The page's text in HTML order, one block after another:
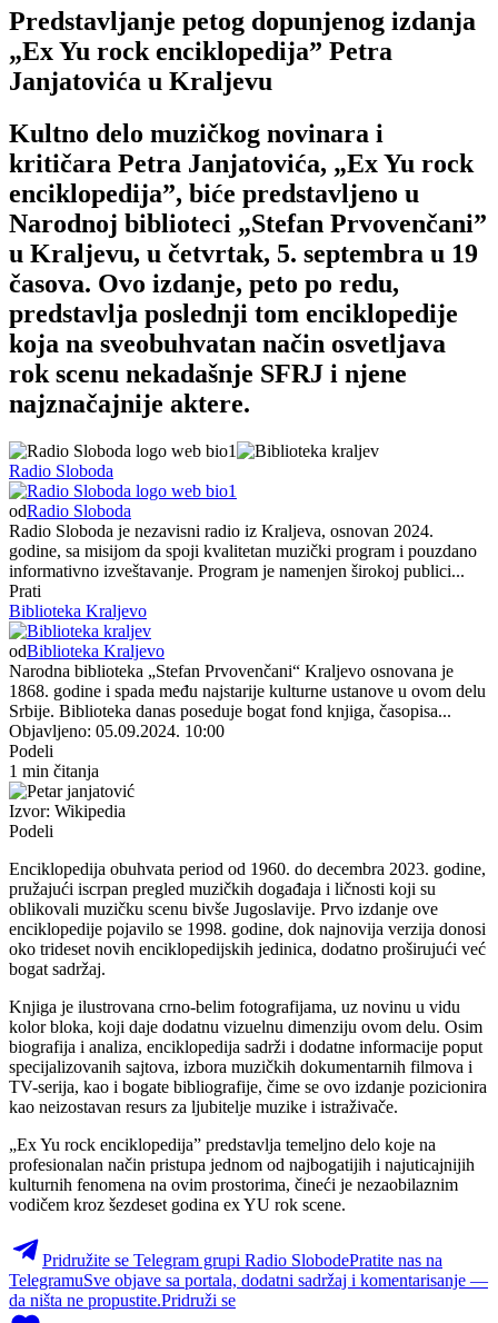
Predstavljanje petog dopunjenog izdanja
„Ex Yu rock enciklopedija” Petra
Janjatovića u Kraljevu
Kultno delo muzičkog novinara i
kritičara Petra Janjatovića, „Ex Yu rock
enciklopedija”, biće predstavljeno u
Narodnoj biblioteci „Stefan Prvovenčani”
u Kraljevu, u četvrtak, 5. septembra u 19
časova. Ovo izdanje, peto po redu,
predstavlja poslednji tom enciklopedije
koja na sveobuhvatan način osvetljava
rok scenu nekadašnje SFRJ i njene
najznačajnije aktere.
Radio Sloboda
odRadio Sloboda
Radio Sloboda je nezavisni radio iz Kraljeva, osnovan 2024.
godine, sa misijom da spoji kvalitetan muzički program i pouzdano
informativno izveštavanje. Program je namenjen širokoj publici...
Prati
Biblioteka Kraljevo
odBiblioteka Kraljevo
Narodna biblioteka „Stefan Prvovenčani“ Kraljevo osnovana je
1868. godine i spada među najstarije kulturne ustanove u ovom delu
Srbije. Biblioteka danas poseduje bogat fond knjiga, časopisa...
Objavljeno: 05.09.2024. 10:00
Podeli
1 min čitanja
Izvor: Wikipedia
Podeli
Enciklopedija obuhvata period od 1960. do decembra 2023. godine,
pružajući iscrpan pregled muzičkih događaja i ličnosti koji su
oblikovali muzičku scenu bivše Jugoslavije. Prvo izdanje ove
enciklopedije pojavilo se 1998. godine, dok najnovija verzija donosi
oko trideset novih enciklopedijskih jedinica, dodatno proširujući već
bogat sadržaj.
Knjiga je ilustrovana crno-belim fotografijama, uz novinu u vidu
kolor bloka, koji daje dodatnu vizuelnu dimenziju ovom delu. Osim
biografija i analiza, enciklopedija sadrži i dodatne informacije poput
specijalizovanih sajtova, izbora muzičkih dokumentarnih filmova i
TV-serija, kao i bogate bibliografije, čime se ovo izdanje pozicionira
kao neizostavan resurs za ljubitelje muzike i istraživače.
„Ex Yu rock enciklopedija” predstavlja temeljno delo koje na
profesionalan način pristupa jednom od najbogatijih i najuticajnijih
kulturnih fenomena na ovim prostorima, čineći je nezaobilaznim
vodičem kroz šezdeset godina ex YU rok scene.
Pridružite se Telegram grupi Radio SlobodePratite nas na
TelegramuSve objave sa portala, dodatni sadržaj i komentarisanje —
da ništa ne propustite.Pridruži se